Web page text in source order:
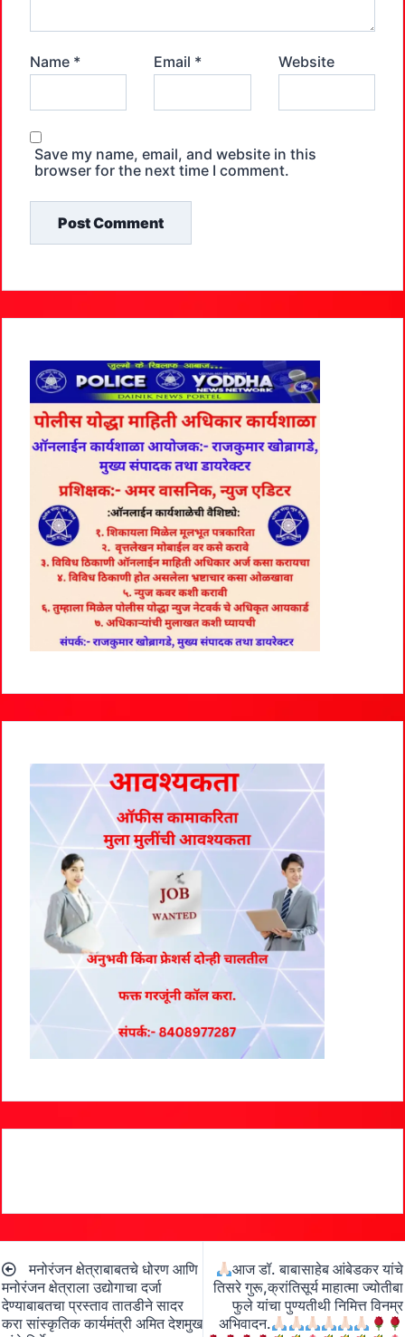
Name * Email * Website
Save my name, email, and website in this
browser for the next time I comment.
navigation
मनोरंजन क्षेत्राबाबतचे धोरण आणि
मनोरंजन क्षेत्राला उद्योगाचा दर्जा
देण्याबाबतचा प्रस्ताव तातडीने सादर
करा सांस्कृतिक कार्यमंत्री अमित देशमुख
आज डॉ. बाबासाहेब आंबेडकर यांचे
तिसरे गुरू,क्रांतिसूर्य माहात्मा ज्योतीबा
फुले यांचा पुण्यतीथी निमित्त विनम्र
अभिवादन.